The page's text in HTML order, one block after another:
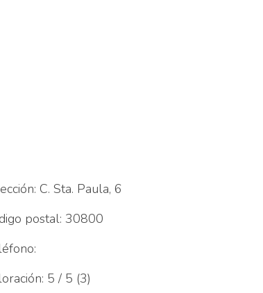
C. Sta. Paula, 6
postal: 30800
5 / 5 (3)